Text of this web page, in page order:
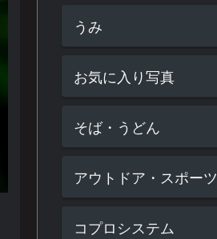
うみ
お気に入り写真
そば・うどん
アウトドア・スポーツ
コプロシステム